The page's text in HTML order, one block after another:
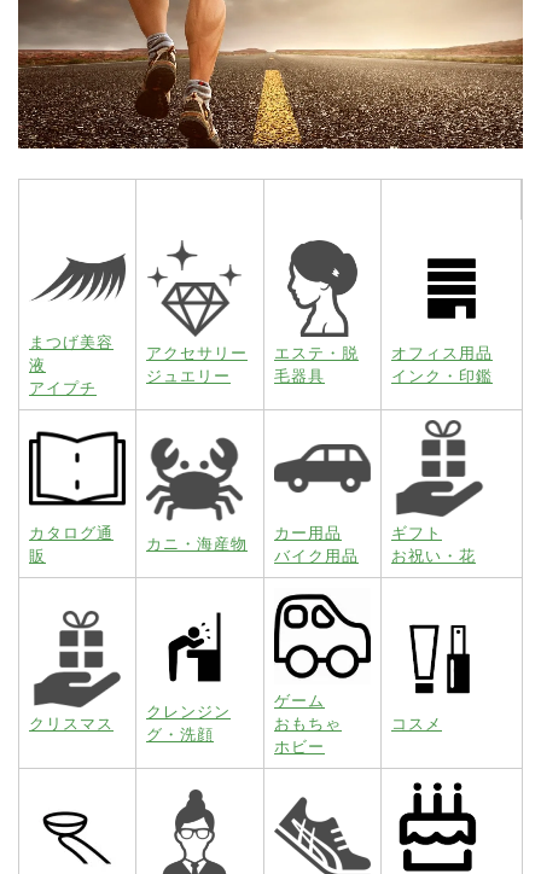
まつげ美容
液
アイプチ
アクセサリー
ジュエリー
エステ・脱
毛器具
オフィス用品
インク・印鑑
カタログ通
販
カニ・海産物
カー用品
バイク用品
ギフト
お祝い・花
クリスマス
クレンジン
グ・洗顔
ゲーム
おもちゃ
ホビー
コスメ